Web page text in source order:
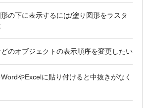
の下に表示するには/塗り図形をラスタ
のオブジェクトの表示順序を変更したい
やExcelに貼り付けると中抜きがなく